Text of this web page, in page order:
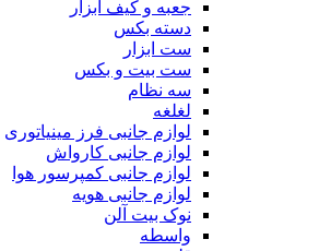
جعبه و کیف ابزار
دسته بکس
ست ابزار
ست بیت و بکس
سه نظام
لغلغه
لوازم جانبی فرز مینیاتوری
لوازم جانبی کارواش
لوازم جانبی کمپرسور هوا
لوازم جانبی هویه
نوک بیت آلن
واسطه